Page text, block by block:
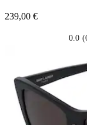
239,00 €
0.0
stelle.